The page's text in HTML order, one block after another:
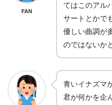
FAN
てはこのアル
サートとかで
優しい曲調が
のではないか
青いイナズマ
君が何かを企